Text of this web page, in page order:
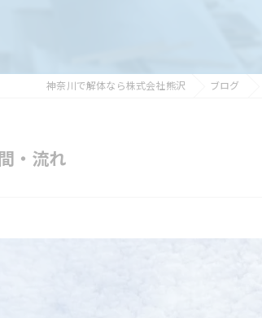
神奈川で解体なら株式会社熊沢 ブログ
・流れ